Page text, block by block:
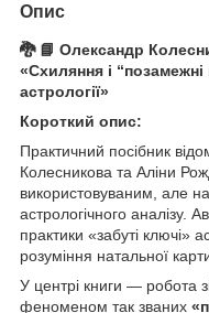
Опис
🐉 📘 Олександр
«Схиляння і “позамежні
астрології»
Короткий опис:
Практичний посібник
Колесникова та Аліни
використовуваним, але
астрологічного аналізу.
практики «забуті ключі»
розуміння натальної
У центрі книги — робота
феноменом так званих